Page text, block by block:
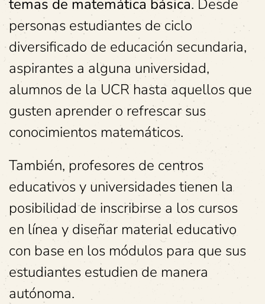
temas de matemática básica. Desde
personas estudiantes de ciclo
diversificado de educación secundaria,
aspirantes a alguna universidad,
alumnos de la UCR hasta aquellos que
gusten aprender o refrescar sus
conocimientos matemáticos.
También, profesores de centros
educativos y universidades tienen la
posibilidad de inscribirse a los cursos
en línea y diseñar material educativo
con base en los módulos para que sus
estudiantes estudien de manera
autónoma.